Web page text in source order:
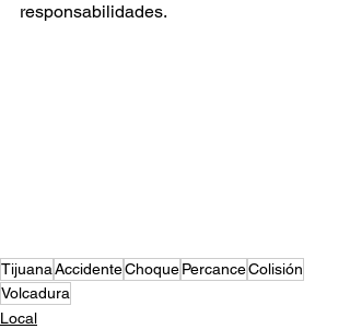
responsabilidades.
TijuanaAccidenteChoquePercanceColisión
Volcadura
Local